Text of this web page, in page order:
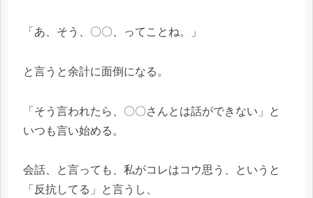
「あ、そう、〇〇、ってことね。」
と言うと余計に面倒になる。
「そう言われたら、〇〇さんとは話ができない」と
いつも言い始める。
会話、と言っても、私がコレはコウ思う、というと
「反抗してる」と言うし、